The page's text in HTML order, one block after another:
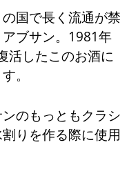
国で長く流通が禁
ブサン。1981年
活したこのお酒に
。
のもっともクラシ
りを作る際に使用